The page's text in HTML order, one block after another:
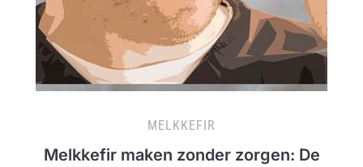
MELKKEFIR
Melkkefir maken zonder zorgen: De